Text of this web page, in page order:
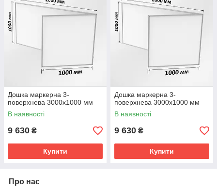
Дошка маркерна 3-
поверхнева 3000х1000 мм
В наявності
9 630 ₴
Купити
Дошка маркерна 3-
поверхнева 3000х1000 мм
В наявності
9 630 ₴
Купити
Про нас